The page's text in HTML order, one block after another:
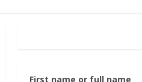
First name or full name